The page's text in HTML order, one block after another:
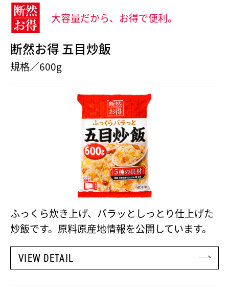
大容量だから、お得で便利。
断然お得 五目炒飯
規格／600g
ふっくら炊き上げ、パラッとしっとり仕上げた
炒飯です。原料原産地情報を公開しています。
VIEW DETAIL